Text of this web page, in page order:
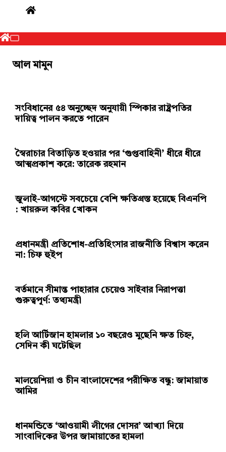
আল মামুন
সংবিধানের ৫৪ অনুচ্ছেদ অনুযায়ী স্পিকার রাষ্ট্রপতির
দায়িত্ব পালন করতে পারেন
স্বৈরাচার বিতাড়িত হওয়ার পর ‘গুপ্তবাহিনী’ ধীরে ধীরে
আত্মপ্রকাশ করে: তারেক রহমান
জুলাই-আগস্টে সবচেয়ে বেশি ক্ষতিগ্রস্ত হয়েছে বিএনপি
: খায়রুল কবির খোকন
প্রধানমন্ত্রী প্রতিশোধ-প্রতিহিংসার রাজনীতি বিশ্বাস করেন
না: চিফ হুইপ
বর্তমানে সীমান্ত পাহারার চেয়েও সাইবার নিরাপত্তা
গুরুত্বপূর্ণ: তথ্যমন্ত্রী
হলি আর্টিজান হামলার ১০ বছরেও মুছেনি ক্ষত চিহ্ন,
সেদিন কী ঘটেছিল
মালয়েশিয়া ও চীন বাংলাদেশের পরীক্ষিত বন্ধু: জামায়াত
আমির
ধানমন্ডিতে ‘আওয়ামী লীগের দোসর’ আখ্যা দিয়ে
সাংবাদিকের উপর জামায়াতের হামলা